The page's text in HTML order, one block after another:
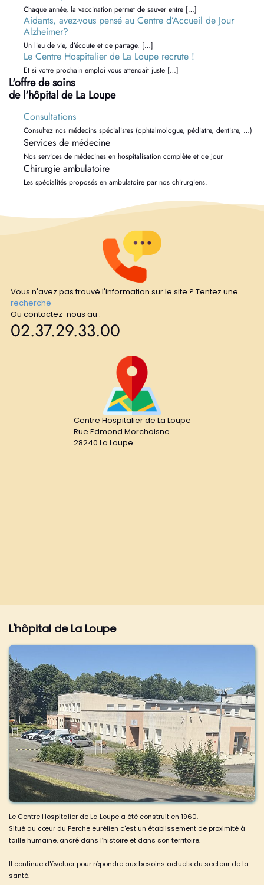
Chaque année, la vaccination permet de sauver entre […]
Aidants, avez-vous pensé au Centre d’Accueil de Jour
Alzheimer?
Un lieu de vie, d’écoute et de partage. […]
Le Centre Hospitalier de La Loupe recrute !
Et si votre prochain emploi vous attendait juste […]
L'offre de soins
de l'hôpital de La Loupe
Consultations
Consultez nos médecins spécialistes (ophtalmologue, pédiatre, dentiste, …)
Services de médecine
Nos services de médecines en hospitalisation complète et de jour
Chirurgie ambulatoire
Les spécialités proposés en ambulatoire par nos chirurgiens.
Vous n'avez pas trouvé l'information sur le site ? Tentez une
recherche
Ou contactez-nous au :
02.37.29.33.00
Centre Hospitalier de La Loupe
Rue Edmond Morchoisne
28240 La Loupe
L'hôpital de La Loupe
Le Centre Hospitalier de La Loupe a été construit en 1960.
Situé au cœur du Perche eurélien c'est un établissement de proximité à
taille humaine, ancré dans l’histoire et dans son territoire.
Il continue d'évoluer pour répondre aux besoins actuels du secteur de la
santé.